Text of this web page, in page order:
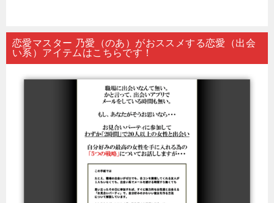
恋愛マスター 乃愛（のあ）がおススメする恋愛（出会
い系）アイテムはこちらです！